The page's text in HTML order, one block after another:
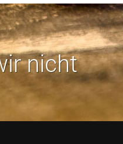
nicht